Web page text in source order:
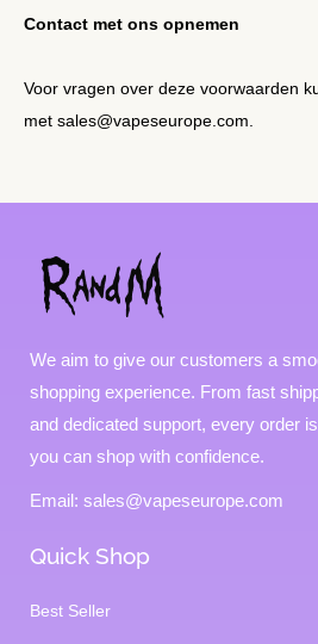
Contact met ons opnemen
Voor vragen over deze voorwaarden
met sales@vapeseurope.com.
We aim to give our customers a
shopping experience. From fast
and dedicated support, every order
you can shop with confidence.
Email: sales@vapeseurope.com
Quick Shop
Best Seller